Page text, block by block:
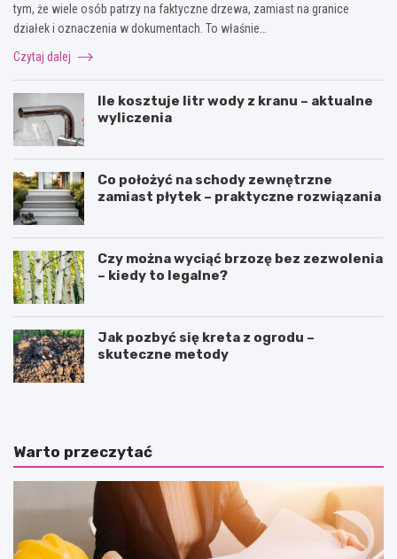
tym, że wiele osób patrzy na faktyczne drzewa, zamiast na granice
działek i oznaczenia w dokumentach. To właśnie…
Czytaj dalej
Ile kosztuje litr wody z kranu – aktualne
wyliczenia
Co położyć na schody zewnętrzne
zamiast płytek – praktyczne rozwiązania
Czy można wyciąć brzozę bez zezwolenia
– kiedy to legalne?
Jak pozbyć się kreta z ogrodu –
skuteczne metody
Warto przeczytać